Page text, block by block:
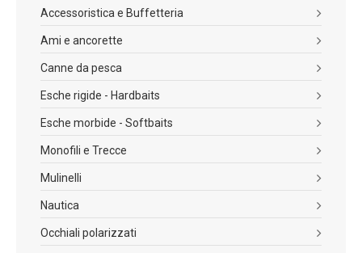
Accessoristica e Buffetteria
Ami e ancorette
Canne da pesca
Esche rigide - Hardbaits
Esche morbide - Softbaits
Monofili e Trecce
Mulinelli
Nautica
Occhiali polarizzati